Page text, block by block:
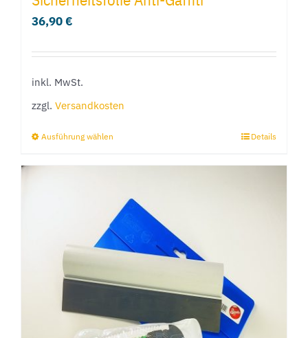
36,90€
inkl. MwSt.
zzgl. Versandkosten
Ausführung wählen
mehrere
Varianten
auf.
Optionen
auf
Details